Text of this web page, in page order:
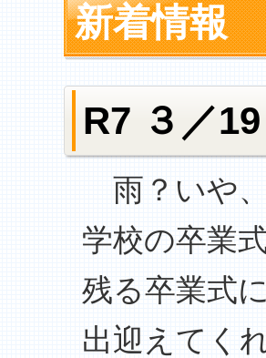
新着情報
R7 ３／
雨？いや
学校の卒業
残る卒業式
出迎えてく